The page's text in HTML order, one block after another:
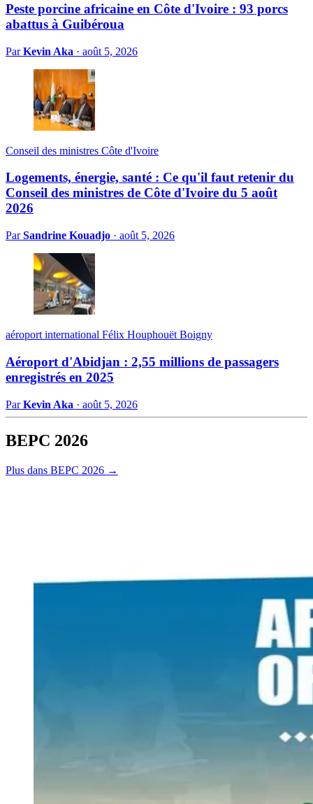
Peste porcine africaine en Côte d'Ivoire : 93 porcs
abattus à Guibéroua
ParKevin Aka · août 5, 2026
Conseil des ministres Côte d'Ivoire
Logements, énergie, santé : Ce qu'il faut retenir du
Conseil des ministres de Côte d'Ivoire du 5 août
2026
ParSandrine Kouadjo · août 5, 2026
aéroport international Félix Houphouët Boigny
Aéroport d'Abidjan : 2,55 millions de passagers
enregistrés en 2025
ParKevin Aka · août 5, 2026
BEPC 2026
Plus dans BEPC 2026 →